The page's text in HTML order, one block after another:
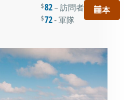
$82 – 訪問者
$72- 軍隊
本